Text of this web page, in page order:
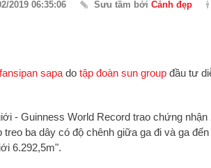
2019 06:35:06 Sưu tầm bởi Cảnh đẹp
fansipan sapa do tập đoàn sun group đầu tư
- Guinness World Record trao chứng
ba dây có độ chênh giữa ga đi và ga
6.292,5m".